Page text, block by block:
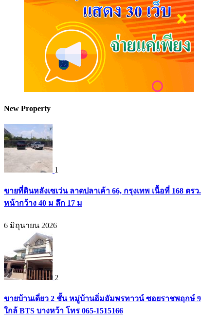
New Property
1
ขายที่ดินหลังเซเว่น ลาดปลาเค้า 66, กรุงเทพ เนื้อที่ 168 ตรว.
หน้ากว้าง 40 ม ลึก 17 ม
6 มิถุนายน 2026
2
ขายบ้านเดี่ยว 2 ชั้น หมู่บ้านอิ่มอัมพรทาวน์ ซอยราชพฤกษ์ 9
ใกล้ BTS บางหว้า โทร 065-1515166